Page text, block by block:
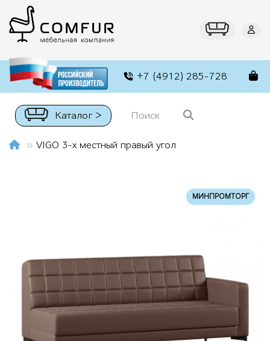
+7 (4912) 285-728
Каталог >
VIGO 3-х местный правый угол
МИНПРОМТОРГ